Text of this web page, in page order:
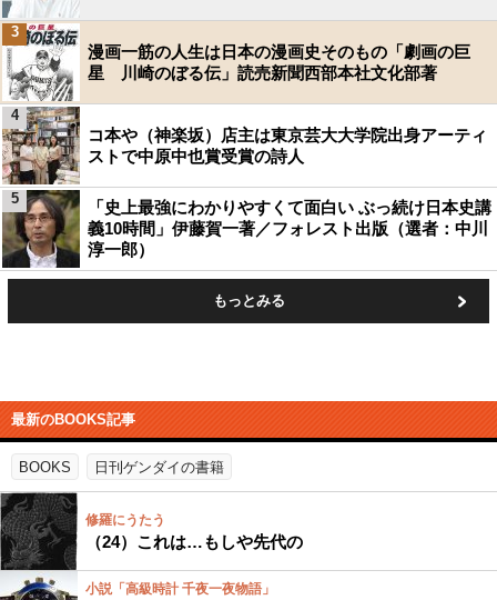
漫画一筋の人生は日本の漫画史そのもの「劇画の巨
星 川崎のぼる伝」読売新聞西部本社文化部著
3
コ本や（神楽坂）店主は東京芸大大学院出身アーティ
ストで中原中也賞受賞の詩人
4
「史上最強にわかりやすくて面白い ぶっ続け日本史講
義10時間」伊藤賀一著／フォレスト出版（選者：中川
淳一郎）
5
もっとみる
最新のBOOKS記事
BOOKS 日刊ゲンダイの書籍
修羅にうたう
（24）これは…もしや先代の
小説「高級時計 千夜一夜物語」